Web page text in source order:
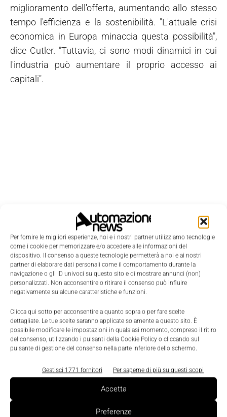
Per fornire le migliori esperienze, noi e i nostri partner utilizziamo tecnologie
come i cookie per memorizzare e/o accedere alle informazioni del
dispositivo. Il consenso a queste tecnologie permetterà a noi e ai nostri
partner di elaborare dati personali come il comportamento durante la
navigazione o gli ID univoci su questo sito e di mostrare annunci (non)
personalizzati. Non acconsentire o ritirare il consenso può influire
negativamente su alcune caratteristiche e funzioni.
Clicca qui sotto per acconsentire a quanto sopra o per fare scelte
dettagliate. Le tue scelte saranno applicate solamente a questo sito. È
possibile modificare le impostazioni in qualsiasi momento, compreso il ritiro
del consenso, utilizzando i pulsanti della Cookie Policy o cliccando sul
pulsante di gestione del consenso nella parte inferiore dello schermo.
Gestisci 1771 fornitori Per saperne di più su questi scopi
Accetta
Preferenze
LEGGI LA RIVISTA ⇢
TI POTREBBERO INTERESSARE ⇢
miglioramento dell'offerta, aumentando allo stesso
tempo l'efficienza e la sostenibilità. "L'attuale crisi
economica in Europa minaccia questa possibilità",
dice Cutler. "Tuttavia, ci sono modi dinamici in cui
l'industria può aumentare il proprio accesso ai
capitali".